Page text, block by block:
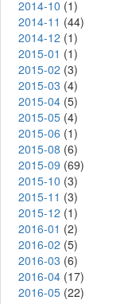
2014-10 (1)
2014-11 (44)
2014-12 (1)
2015-01 (1)
2015-02 (3)
2015-03 (4)
2015-04 (5)
2015-05 (4)
2015-06 (1)
2015-08 (6)
2015-09 (69)
2015-10 (3)
2015-11 (3)
2015-12 (1)
2016-01 (2)
2016-02 (5)
2016-03 (6)
2016-04 (17)
2016-05 (22)